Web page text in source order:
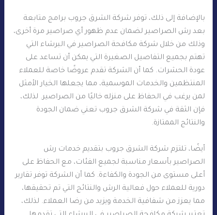
بالإضافة إلى ذلك، توفر شركة الشرق جروب برامج متابعة
بعد رش الصراصير لضمان عدم ظهور أي صراصير مرة أخرى،
وذلك من خلال شركة مكافحة الصراصير في البرشاء التي
تهتم بجميع التفاصيل الصغيرة التي يمكن أن تساعد على
عودة الحشرات. كما أن الشركة تقدم عروضًا خاصة للعملاء
المنتظمين والخدمات الموسمية، مما يجعلها الخيار الأمثل
لمن يرغب في الحفاظ على منزله خاليًا من الصراصير. لذلك،
فإن الثقة في شركة الشرق جروب تعني ضمان الجودة
والنتائج الممتازة.
أيضًا، تلتزم شركة الشرق جروب بتقديم خدمات رش
الصراصير بأسعار مناسبة لجميع الفئات، مع الحفاظ على
أعلى مستوى من الجودة والكفاءة. كما أن الشركة توفر تقارير
دورية للعملاء حول فعالية الرش والنتائج التي تم تحقيقها،
مما يعزز من شفافية الخدمة ويزيد من رضا العملاء. لذلك،